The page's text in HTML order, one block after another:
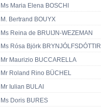
Ms Maria Elena BOSCHI
M. Bertrand BOUYX
Ms Reina de BRUIJN-WEZEMAN
Ms Rósa Björk BRYNJÓLFSDÓTTIR
Mr Maurizio BUCCARELLA
Mr Roland Rino BÜCHEL
Mr Iulian BULAI
Ms Doris BURES